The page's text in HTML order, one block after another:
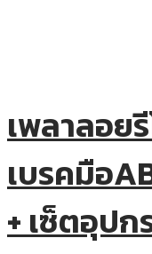
เพลาลอย
เบรคมือ
+ เซ็ตอุป